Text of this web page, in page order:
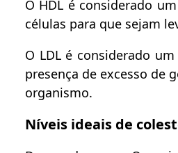
O HDL é considerado um
células para que sejam
O LDL é considerado
presença de excesso de
organismo.
Níveis ideais de